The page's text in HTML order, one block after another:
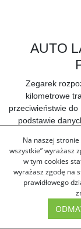
AUTO
Zegarek
kilometrowe
przeciwieństwie
podstawie
Jeśli masz
przycięcie
Na naszej
wszystkie” wyrażasz
w tym cookies
wyrażasz zgodę na
prawidłowego